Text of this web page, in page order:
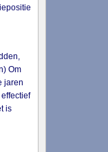
Om
jaren
is